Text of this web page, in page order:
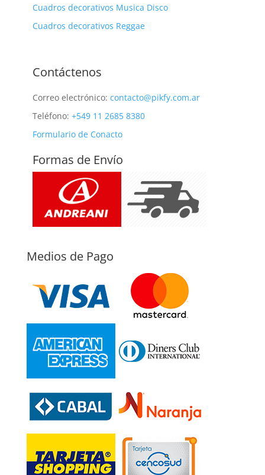
Cuadros decorativos Musica Disco
Cuadros decorativos Reggae
Contáctenos
Correo electrónico: contacto@pikfy.com.ar
Teléfono: +549 11 2685 8380
Formulario de Conacto
Formas de Envío
Medios de Pago